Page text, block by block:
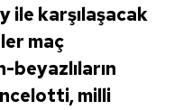
ile karşılaşacak
maç
beyazlıların
milli